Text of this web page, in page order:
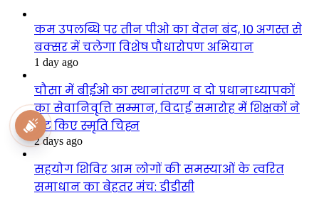
कम उपलब्धि पर तीन पीओ का वेतन बंद, 10 अगस्त से
बक्सर में चलेगा विशेष पौधारोपण अभियान
1 day ago
चौसा में बीईओ का स्थानांतरण व दो प्रधानाध्यापकों
का सेवानिवृत्ति सम्मान, विदाई समारोह में शिक्षकों ने
भेंट किए स्मृति चिह्न
2 days ago
सहयोग शिविर आम लोगों की समस्याओं के त्वरित
समाधान का बेहतर मंच: डीडीसी
national awaz